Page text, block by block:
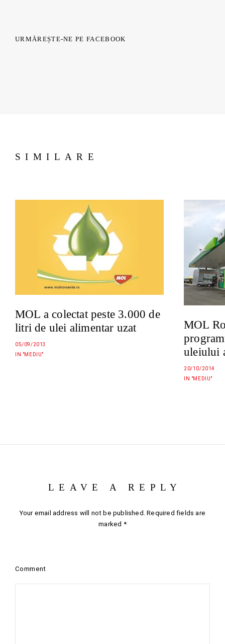
URMĂREȘTE-NE PE FACEBOOK
SIMILARE
MOL a colectat peste 3.000 de
litri de ulei alimentar uzat
05/09/2013
IN "MEDIU"
MOL
uleiului
20/10/2014
IN "MEDIU"
LEAVE A REPLY
Your email address will not be published. Required fields are
marked *
Comment